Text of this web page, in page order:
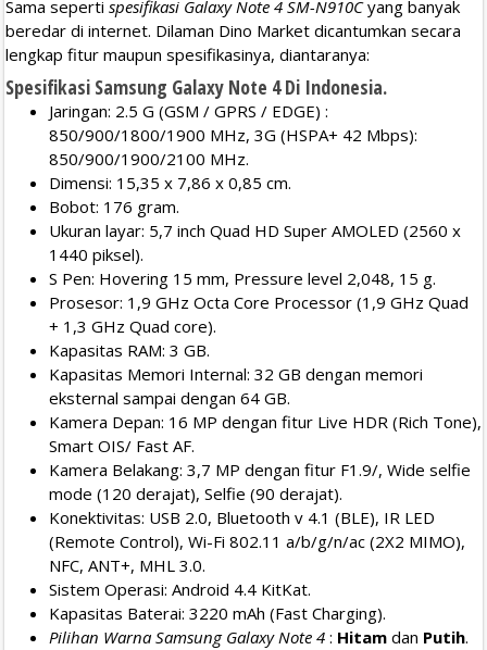
Sama seperti spesifikasi Galaxy Note 4 SM-N910Cyang banyak
beredar di internet. Dilaman Dino Market dicantumkan secara
lengkap fitur maupun spesifikasinya, diantaranya:
Spesifikasi Samsung Galaxy Note 4 Di Indonesia.
Jaringan: 2.5 G (GSM / GPRS / EDGE) :
850/900/1800/1900 MHz, 3G (HSPA+ 42 Mbps):
850/900/1900/2100 MHz.
Dimensi: 15,35 x 7,86 x 0,85 cm.
Bobot: 176 gram.
Ukuran layar: 5,7 inch Quad HD Super AMOLED (2560 x
1440 piksel).
S Pen: Hovering 15 mm, Pressure level 2,048, 15 g.
Prosesor: 1,9 GHz Octa Core Processor (1,9 GHz Quad
+ 1,3 GHz Quad core).
Kapasitas RAM: 3 GB.
Kapasitas Memori Internal: 32 GB dengan memori
eksternal sampai dengan 64 GB.
Kamera Depan: 16 MP dengan fitur Live HDR (Rich Tone),
Smart OIS/ Fast AF.
Kamera Belakang: 3,7 MP dengan fitur F1.9/, Wide selfie
mode (120 derajat), Selfie (90 derajat).
Konektivitas: USB 2.0, Bluetooth v 4.1 (BLE), IR LED
(Remote Control), Wi-Fi 802.11 a/b/g/n/ac (2X2 MIMO),
NFC, ANT+, MHL 3.0.
Sistem Operasi: Android 4.4 KitKat.
Kapasitas Baterai: 3220 mAh (Fast Charging).
Pilihan Warna Samsung Galaxy Note 4 : Hitam dan Putih.